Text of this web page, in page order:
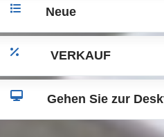
Neue
VERKAUF
Gehen Sie zur